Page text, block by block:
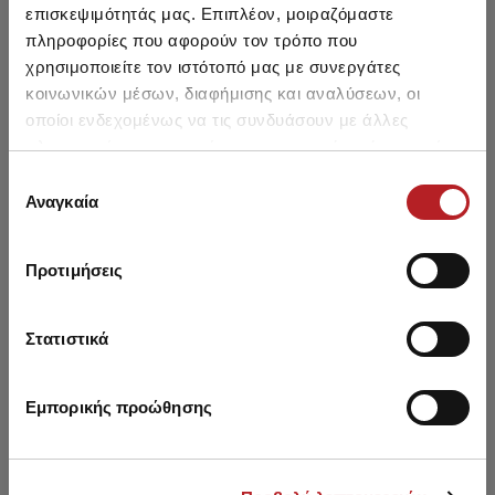
επισκεψιμότητάς μας. Επιπλέον, μοιραζόμαστε
πληροφορίες που αφορούν τον τρόπο που
χρησιμοποιείτε τον ιστότοπό μας με συνεργάτες
κοινωνικών μέσων, διαφήμισης και αναλύσεων, οι
οποίοι ενδεχομένως να τις συνδυάσουν με άλλες
πληροφορίες που τους έχετε παραχωρήσει ή τις οποίες
των υπηρεσιών τους.
συγκατάθεσης
Αναγκαία
Προτιμήσεις
Στατιστικά
Εμπορικής προώθησης
Basic Bralette Top
12,30 €10,45 € -15%